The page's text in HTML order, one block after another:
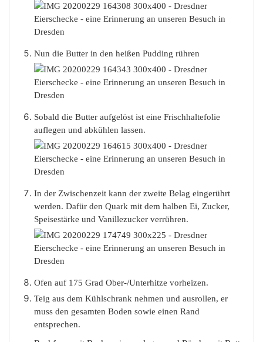
Nun die Butter in den heißen Pudding rühren
Sobald die Butter aufgelöst ist eine Frischhaltefolie
auflegen und abkühlen lassen.
In der Zwischenzeit kann der zweite Belag eingerührt
werden. Dafür den Quark mit dem halben Ei, Zucker,
Speisestärke und Vanillezucker verrühren.
Ofen auf 175 Grad Ober-/Unterhitze vorheizen.
Teig aus dem Kühlschrank nehmen und ausrollen, er
muss den gesamten Boden sowie einen Rand
entsprechen.